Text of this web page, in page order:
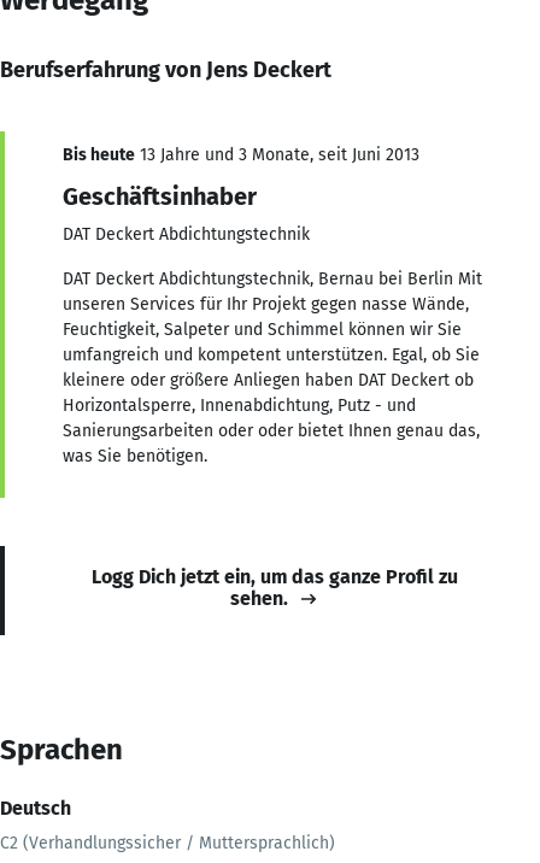
Berufserfahrung von Jens Deckert
Bis heute 13 Jahre und 3 Monate, seit Juni 2013
Geschäftsinhaber
DAT Deckert Abdichtungstechnik
DAT Deckert Abdichtungstechnik, Bernau bei Berlin Mit
unseren Services für Ihr Projekt gegen nasse Wände,
Feuchtigkeit, Salpeter und Schimmel können wir Sie
umfangreich und kompetent unterstützen. Egal, ob Sie
kleinere oder größere Anliegen haben DAT Deckert ob
Horizontalsperre, Innenabdichtung, Putz - und
Sanierungsarbeiten oder oder bietet Ihnen genau das,
was Sie benötigen.
Logg Dich jetzt ein, um das ganze Profil zu
sehen.
Sprachen
Deutsch
C2 (Verhandlungssicher / Muttersprachlich)